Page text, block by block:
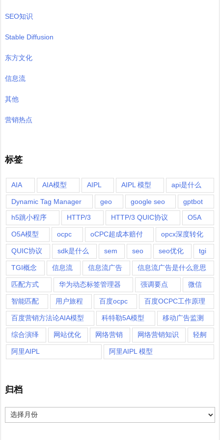
SEO知识
Stable Diffusion
东方文化
信息流
其他
营销热点
标签
AIA AIA模型 AIPL AIPL 模型 api是什么
Dynamic Tag Manager geo google seo
gptbot
h5跳小程序
HTTP/3 HTTP/3 QUIC协议 O5A
O5A模型 ocpc oCPC超成本赔付 opcx深度转化
QUIC协议 sdk是什么 sem seo seo优化 tgi
TGI概念 信息流 信息流广告 信息流广告是什么意思
匹配方式 华为动态标签管理器 强调要点 微信
智能匹配 用户旅程 百度ocpc 百度OCPC工作原理
百度营销方法论AIA模型 科特勒5A模型 移动广告监测
综合演绎 网站优化 网络营销 网络营销知识 轻舸
阿里AIPL 阿里AIPL 模型
归档
归
档